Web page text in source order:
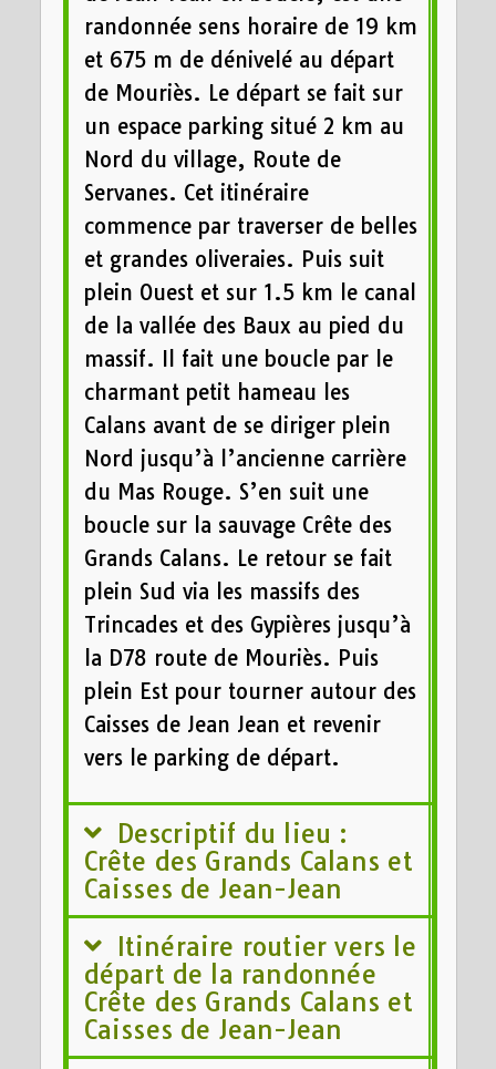
randonnée sens horaire de 19 km
et 675 m de dénivelé au départ
de Mouriès. Le départ se fait sur
un espace parking situé 2 km au
Nord du village, Route de
Servanes. Cet itinéraire
commence par traverser de belles
et grandes oliveraies. Puis suit
plein Ouest et sur 1.5 km le canal
de la vallée des Baux au pied du
massif. Il fait une boucle par le
charmant petit hameau les
Calans avant de se diriger plein
Nord jusqu’à l’ancienne carrière
du Mas Rouge. S’en suit une
boucle sur la sauvage Crête des
Grands Calans. Le retour se fait
plein Sud via les massifs des
Trincades et des Gypières jusqu’à
la D78 route de Mouriès. Puis
plein Est pour tourner autour des
Caisses de Jean Jean et revenir
vers le parking de départ.
Descriptif du lieu :
Crête des Grands Calans et
Caisses de Jean-Jean
Itinéraire routier vers le
départ de la randonnée
Crête des Grands Calans et
Caisses de Jean-Jean